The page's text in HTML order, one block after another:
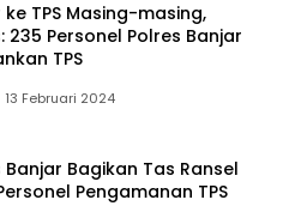
TPS Masing-masing,
235 Personel Polres Banjar
TPS
13 Februari 2024
Bagikan Tas Ransel
Pengamanan TPS